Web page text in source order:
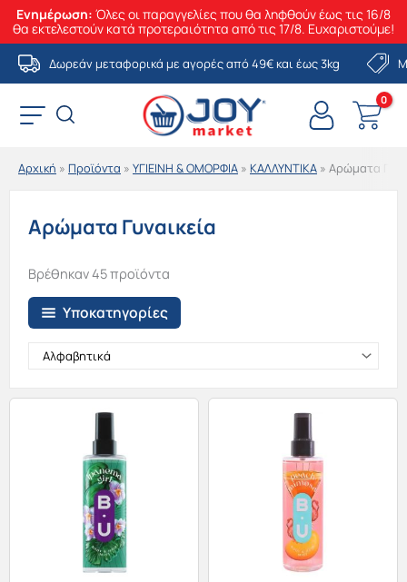
Ενημέρωση: Όλες οι παραγγελίες που θα ληφθούν έως τις 16/8
θα εκτελεστούν κατά προτεραιότητα από τις 17/8. Ευχαριστούμε!
Μετάβαση
στο
περιεχόμενο
Δωρεάν μεταφορικά με αγορές από 49€ και έως 3kg
Αρχική » Προϊόντα » ΥΓΙΕΙΝΗ & ΟΜΟΡΦΙΑ » ΚΑΛΛΥΝΤΙΚΑ » Αρώματα
Αρώματα Γυναικεία
Υποκατηγορίες
Βρέθηκαν 45 προϊόντα